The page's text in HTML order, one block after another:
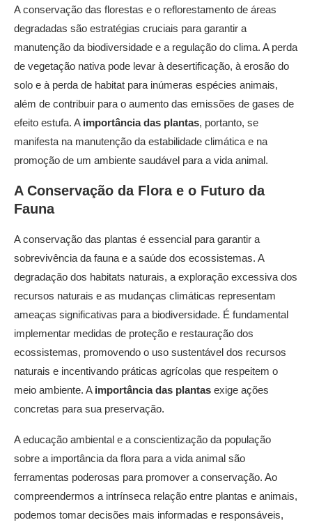
A conservação das florestas e o reflorestamento de áreas
degradadas são estratégias cruciais para garantir a
manutenção da biodiversidade e a regulação do clima. A perda
de vegetação nativa pode levar à desertificação, à erosão do
solo e à perda de habitat para inúmeras espécies animais,
além de contribuir para o aumento das emissões de gases de
efeito estufa. A importância das plantas, portanto, se
manifesta na manutenção da estabilidade climática e na
promoção de um ambiente saudável para a vida animal.
A Conservação da Flora e o Futuro da
Fauna
A conservação das plantas é essencial para garantir a
sobrevivência da fauna e a saúde dos ecossistemas. A
degradação dos habitats naturais, a exploração excessiva dos
recursos naturais e as mudanças climáticas representam
ameaças significativas para a biodiversidade. É fundamental
implementar medidas de proteção e restauração dos
ecossistemas, promovendo o uso sustentável dos recursos
naturais e incentivando práticas agrícolas que respeitem o
meio ambiente. A importância das plantas exige ações
concretas para sua preservação.
A educação ambiental e a conscientização da população
sobre a importância da flora para a vida animal são
ferramentas poderosas para promover a conservação. Ao
compreendermos a intrínseca relação entre plantas e animais,
podemos tomar decisões mais informadas e responsáveis,